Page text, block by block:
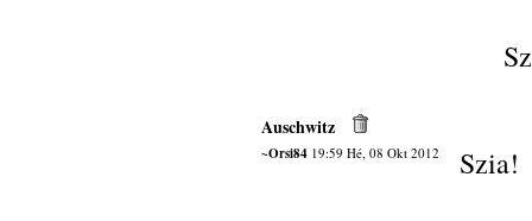
Auschwitz
~Orsi84 19:59 Hé, 08 Okt 2012
Szia!